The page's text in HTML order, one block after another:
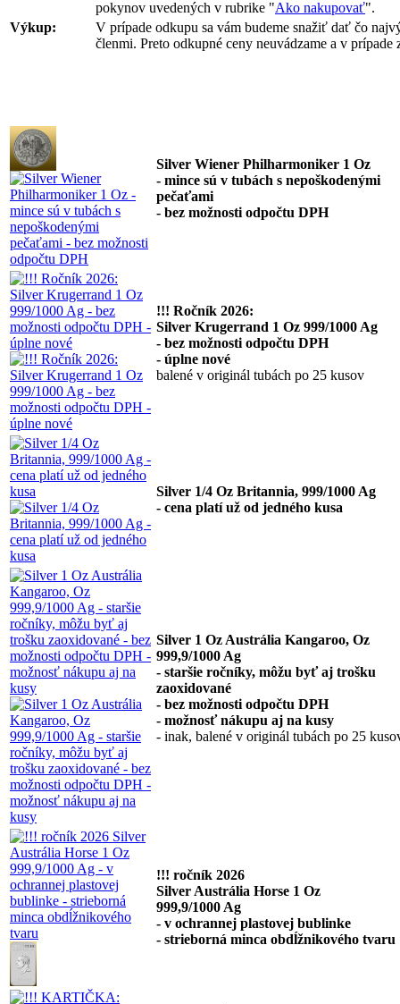
pokynov uvedených v rubrike "Ako nakupovať".
Výkup:
V prípade odkupu sa vám budeme snažiť dať čo
členmi. Preto odkupné ceny neuvádzame a v
Silver Wiener Philharmoniker 1 Oz
- mince sú v tubách s nepoškodenými
pečaťami
- bez možnosti odpočtu DPH
!!! Ročník 2026:
Silver Krugerrand 1 Oz 999/1000 Ag
- bez možnosti odpočtu DPH
- úplne nové
balené v originál tubách po 25 kusov
Silver 1/4 Oz Britannia, 999/1000 Ag
- cena platí už od jedného kusa
Silver 1 Oz Austrália Kangaroo, Oz
999,9/1000 Ag
- staršie ročníky, môžu byť aj trošku
zaoxidované
- bez možnosti odpočtu DPH
- možnosť nákupu aj na kusy
- inak, balené v originál tubách po 25
!!! ročník 2026
Silver Austrália Horse 1 Oz
999,9/1000 Ag
- v ochrannej plastovej bublinke
- strieborná minca obdĺžnikového tvaru